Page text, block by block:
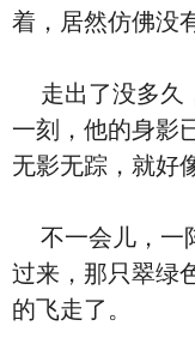
着，居然仿佛没
走出了没多久
一刻，他的身影
无影无踪，就好
不一会儿，一
过来，那只翠绿
的飞走了。